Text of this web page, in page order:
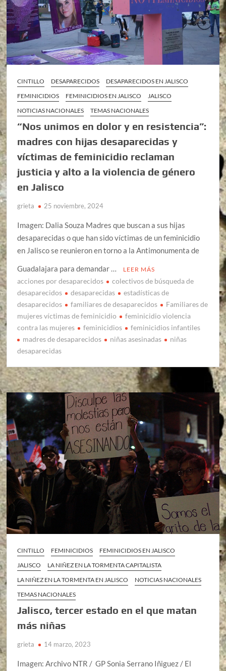
CINTILLO DESAPARECIDOS
DESAPARECIDOS EN JALISCO
FEMINICIDIOS
FEMINICIDIOS EN JALISCO
JALISCO
NOTICIAS NACIONALES
TEMAS NACIONALES
“Nos unimos en dolor y en resistencia”:
madres con hijas desaparecidas y
víctimas de feminicidio reclaman
justicia y alto a la violencia de género
en Jalisco
grieta 25 noviembre, 2024
Imagen: Dalia Souza Madres que buscan a sus hijas
desaparecidas o que han sido víctimas de un feminicidio
en Jalisco se reunieron en torno a la Antimonumenta de
Guadalajara para demandar …
LEER MÁS
acciones por desaparecidos
colectivos de búsqueda de
desaparecidos
desaparecidas
estadísticas de
desaparecidos
familiares de desaparecidos
Familiares de
mujeres víctimas de feminicidio
feminicidio violencia
contra las mujeres
feminicidios
feminicidios infantiles
madres de desaparecidos
niñas asesinadas
niñas
desaparecidas
CINTILLO FEMINICIDIOS
FEMINICIDIOS EN JALISCO
JALISCO
LA NIÑEZ EN LA TORMENTA CAPITALISTA
LA NIÑEZ EN LA TORMENTA EN JALISCO
NOTICIAS NACIONALES
TEMAS NACIONALES
Jalisco, tercer estado en el que matan
más niñas
grieta 14 marzo, 2023
Imagen: Archivo NTR / GP Sonia Serrano Iñiguez / El